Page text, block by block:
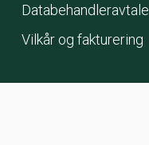
Databehandleravtale
Vilkår og fakturering